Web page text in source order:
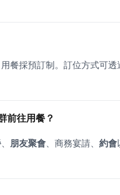
餐採預訂制。訂位方式可透
前往用餐？
朋友聚會 、商務宴請、 約會